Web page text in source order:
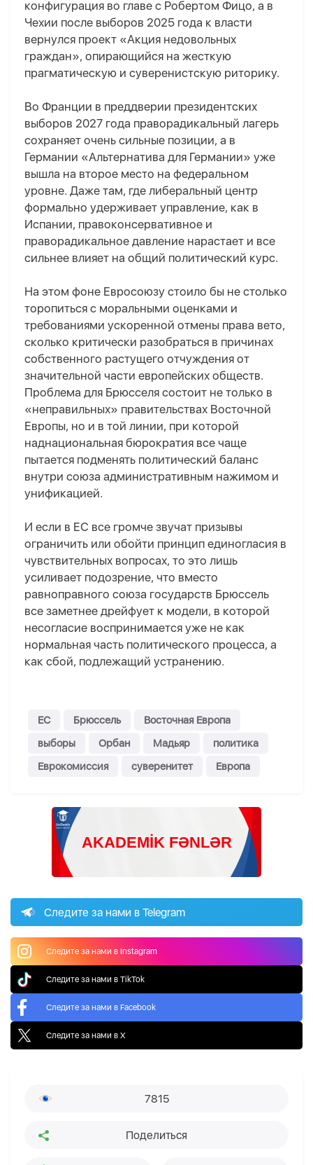
конфигурация во главе с Робертом Фицо, а в
Чехии после выборов 2025 года к власти
вернулся проект «Акция недовольных
граждан», опирающийся на жесткую
прагматическую и суверенистскую риторику.
Во Франции в преддверии президентских
выборов 2027 года праворадикальный лагерь
сохраняет очень сильные позиции, а в
Германии «Альтернатива для Германии» уже
вышла на второе место на федеральном
уровне. Даже там, где либеральный центр
формально удерживает управление, как в
Испании, правоконсервативное и
праворадикальное давление нарастает и все
сильнее влияет на общий политический курс.
На этом фоне Евросоюзу стоило бы не столько
торопиться с моральными оценками и
требованиями ускоренной отмены права вето,
сколько критически разобраться в причинах
собственного растущего отчуждения от
значительной части европейских обществ.
Проблема для Брюсселя состоит не только в
«неправильных» правительствах Восточной
Европы, но и в той линии, при которой
наднациональная бюрократия все чаще
пытается подменять политический баланс
внутри союза административным нажимом и
унификацией.
И если в ЕС все громче звучат призывы
ограничить или обойти принцип единогласия в
чувствительных вопросах, то это лишь
усиливает подозрение, что вместо
равноправного союза государств Брюссель
все заметнее дрейфует к модели, в которой
несогласие воспринимается уже не как
нормальная часть политического процесса, а
как сбой, подлежащий устранению.
ЕС Брюссель
Восточная Европа
выборы
Орбан Мадьяр
политика
Еврокомиссия
суверенитет Европа
Следите за нами в Telegram
Следите за нами в Instagram
Следите за нами в TikTok
Следите за нами в Facebook
Следите за нами в X
7815
Поделиться